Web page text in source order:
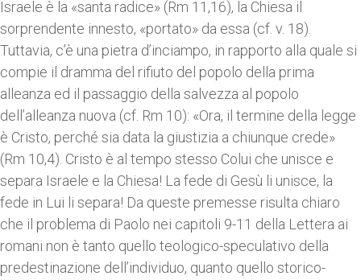
Israele è la «santa radice» (Rm 11,16), la Chiesa il
sorprendente innesto, «portato» da essa (cf. v. 18).
Tuttavia, c’è una pietra d’inciampo, in rapporto alla quale si
compie il dramma del rifiuto del popolo della prima
alleanza ed il passaggio della salvezza al popolo
dell’alleanza nuova (cf. Rm 10): «Ora, il termine della legge
è Cristo, perché sia data la giustizia a chiunque crede»
(Rm 10,4). Cristo è al tempo stesso Colui che unisce e
separa Israele e la Chiesa! La fede di Gesù li unisce, la
fede in Lui li separa! Da queste premesse risulta chiaro
che il problema di Paolo nei capitoli 9-11 della Lettera ai
romani non è tanto quello teologico-speculativo della
predestinazione dell’individuo, quanto quello storico-